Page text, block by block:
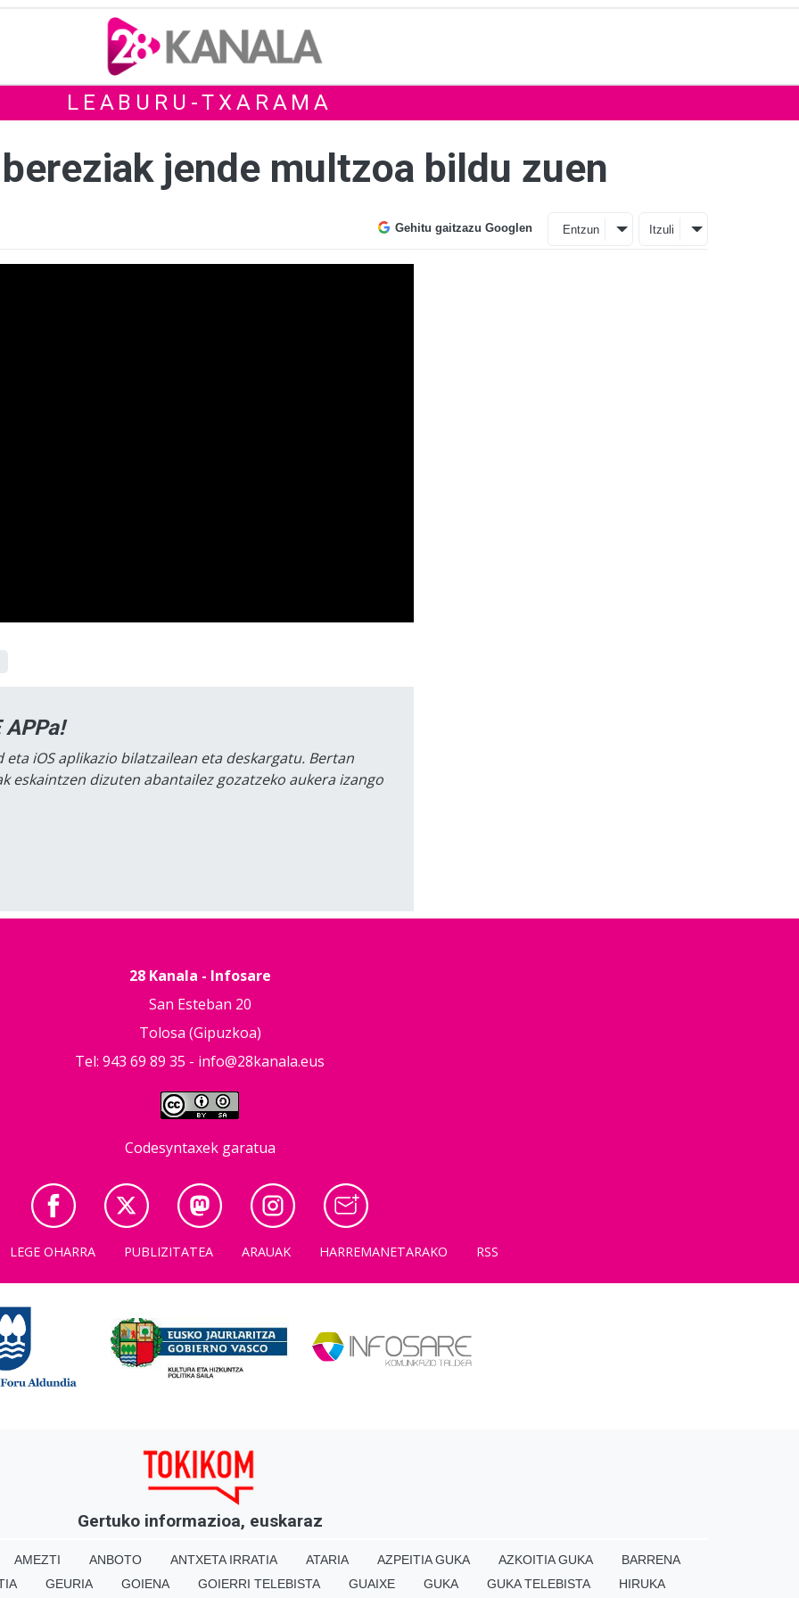
LEABURU-TXARAMA
jende multzoa bildu zuen
Gehitu gaitzazu Googlen Entzun Itzuli
APPa!
iOS aplikazio bilatzailean eta deskargatu. Bertan
eskaintzen dizuten abantailez gozatzeko aukera izango
28 Kanala - Infosare
San Esteban 20
Tolosa (Gipuzkoa)
Tel: 943 69 89 35 - info@28kanala.eus
Codesyntaxek garatua
LEGE OHARRA PUBLIZITATEA ARAUAK HARREMANETARAKO RSS
Gertuko informazioa, euskaraz
AMEZTI ANBOTO ANTXETA IRRATIA ATARIA AZPEITIA GUKA AZKOITIA GUKA
BARRENA
GEURIA GOIENA GOIERRI TELEBISTA GUAIXE GUKA GUKA TELEBISTA HIRUKA